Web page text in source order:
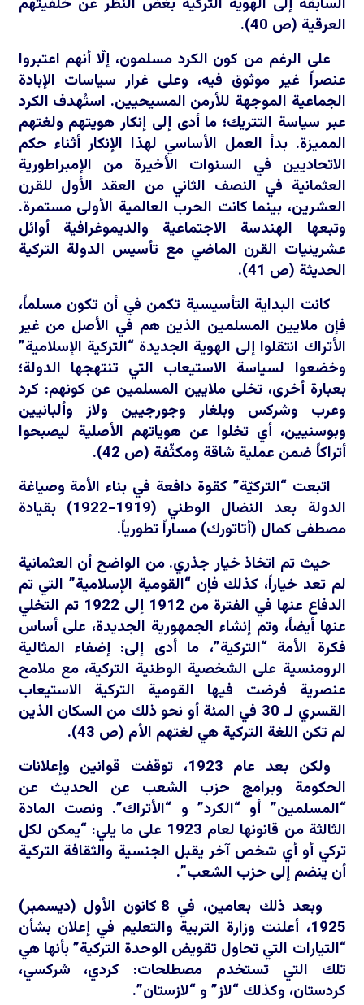
السابقة إلى الهوية التركية بغض النظر عن خلفيتهم
العرقية (ص 40).
على الرغم من كون الكرد مسلمون، إلّا أنهم اعتبروا
عنصراً غير موثوق فيه، وعلى غرار سياسات الإبادة
الجماعية الموجهة للأرمن المسيحيين. استُهدف الكرد
عبر سياسة التتريك؛ ما أدى إلى إنكار هويتهم ولغتهم
المميزة. بدأ العمل الأساسي لهذا الإنكار أثناء حكم
الاتحاديين في السنوات الأخيرة من الإمبراطورية
العثمانية في النصف الثاني من العقد الأول للقرن
العشرين، بينما كانت الحرب العالمية الأولى مستمرة.
وتبعها الهندسة الاجتماعية والديموغرافية أوائل
عشرينيات القرن الماضي مع تأسيس الدولة التركية
الحديثة (ص 41).
كانت البداية التأسيسية تكمن في أن تكون مسلماً،
فإن ملايين المسلمين الذين هم في الأصل من غير
الأتراك انتقلوا إلى الهوية الجديدة “التركية الإسلامية”
وخضعوا لسياسة الاستيعاب التي تنتهجها الدولة؛
بعبارة أخرى، تخلى ملايين المسلمين عن كونهم: كرد
وعرب وشركس وبلغار وجورجيين ولاز وألبانيين
وبوسنيين، أي تخلوا عن هوياتهم الأصلية ليصبحوا
أتراكاً ضمن عملية شاقة ومكثّفة (ص 42).
اتبعت “التركيّة” كقوة دافعة في بناء الأمة وصياغة
الدولة بعد النضال الوطني (1919-1922) بقيادة
مصطفى كمال (أتاتورك) مساراً تطورياً.
حيث تم اتخاذ خيار جذري. من الواضح أن العثمانية
لم تعد خياراً، كذلك فإن “القومية الإسلامية” التي تم
الدفاع عنها في الفترة من 1912 إلى 1922 تم التخلي
عنها أيضاً، وتم إنشاء الجمهورية الجديدة، على أساس
فكرة الأمة “التركية”، ما أدى إلى: إضفاء المثالية
الرومنسية على الشخصية الوطنية التركية، مع ملامح
عنصرية فرضت فيها القومية التركية الاستيعاب
القسري لـ 30 في المئة أو نحو ذلك من السكان الذين
لم تكن اللغة التركية هي لغتهم الأم (ص 43).
ولكن بعد عام 1923، توقفت قوانين وإعلانات
الحكومة وبرامج حزب الشعب عن الحديث عن
“المسلمين” أو “الكرد” و “الأتراك”. ونصت المادة
الثالثة من قانونها لعام 1923 على ما يلي: “يمكن لكل
تركي أو أي شخص آخر يقبل الجنسية والثقافة التركية
أن ينضم إلى حزب الشعب”.
وبعد ذلك بعامين، في 8 كانون الأول (ديسمبر)
1925، أعلنت وزارة التربية والتعليم في إعلان بشأن
“التيارات التي تحاول تقويض الوحدة التركية” بأنها هي
تلك التي تستخدم مصطلحات: كردي، شركسي،
كردستان، وكذلك “لاز” و “لازستان”.